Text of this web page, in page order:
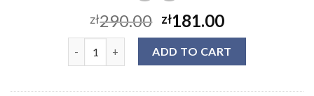
zł290.00 zł181.00
słuchawki bezprzewodowe z kablem quantity
ADD TO CART